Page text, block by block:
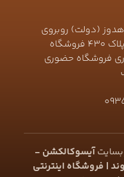
(دولت) روبروی
خیابان نعمتی (کیکاووس) پلاک ۴۳۰ فروشگاه
فروشگاه حضوری
آیسوکالکشن -
| فروشگاه اینترنتی